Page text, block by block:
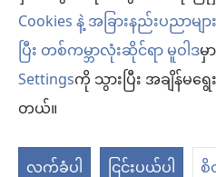
Cookies နဲ့ အခြားနည်းပညာ
ပြီး တစ်ကမ္ဘာလုံးဆိုင်ရာ မူဝါဒမှ
Settingsကို သွားပြီး အချိန်မရွ
တယ်။
လက်ခံပါ
ငြင်းပယ်ပါ
ပါ
တယ်)
Copyright© 2026 Watch Tower Bible
လိုက်နာရန် စည်းကမ်းများ